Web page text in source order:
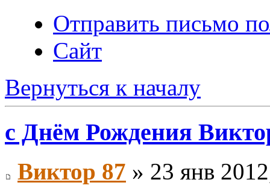
Отправить письмо
Сайт
Вернуться к началу
с Днём Рождения
Виктор 87 » 23 янв